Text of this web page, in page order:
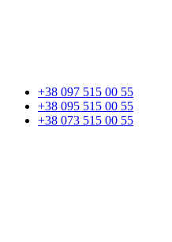
+38 097 515 00 55
+38 095 515 00 55
+38 073 515 00 55